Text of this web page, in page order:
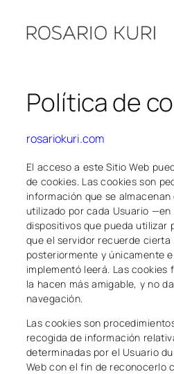
contenido
Política de
rosariokuri.com
El acceso a este Sitio Web
de cookies. Las cookies son
información que se almacenan
utilizado por cada Usuario
dispositivos que pueda utilizar
que el servidor recuerde
posteriormente y únicamente
implementó leerá. Las cookies
la hacen más amigable, y no
navegación.
Las cookies son
recogida de información
determinadas por el Usuario
Web con el fin de reconocerlo